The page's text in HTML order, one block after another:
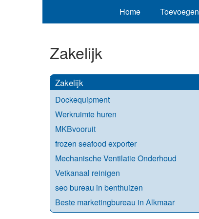
Home Toevoegen
Zakelijk
Zakelijk
Dockequipment
Werkruimte huren
MKBvooruit
frozen seafood exporter
Mechanische Ventilatie Onderhoud
Vetkanaal reinigen
seo bureau in benthuizen
Beste marketingbureau in Alkmaar